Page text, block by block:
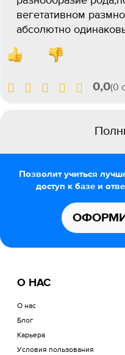
вегетативном
абсолютно
0,0(0
Позволит учиться
доступ к базе и
О НАС
О нас
Блог
Карьера
Условия пользования